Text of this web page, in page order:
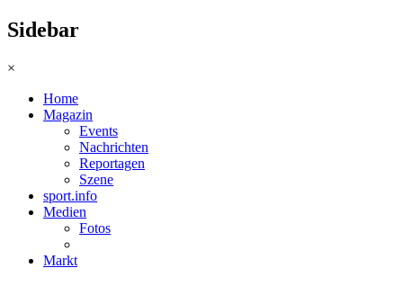
Sidebar
×
Home
Magazin
Events
Nachrichten
Reportagen
Szene
sport.info
Medien
Fotos
Markt